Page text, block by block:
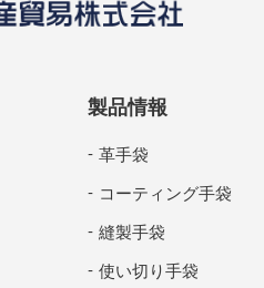
製品情報
革手袋
コーティング手袋
縫製手袋
使い切り手袋